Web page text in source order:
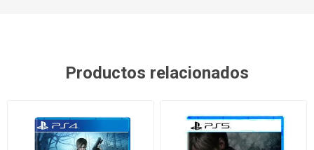
Productos relacionados